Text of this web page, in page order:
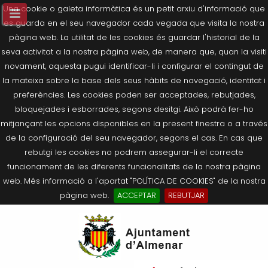
Una cookie o galeta informàtica és un petit arxiu d'informació que
es guarda en el seu navegador cada vegada que visita la nostra
pàgina web. La utilitat de les cookies és guardar l'historial de la
seva activitat a la nostra pàgina web, de manera que, quan la visiti
novament, aquesta pugui identificar-li i configurar el contingut de
la mateixa sobre la base dels seus hàbits de navegació, identitat i
preferències. Les cookies poden ser acceptades, rebutjades,
bloquejades i esborrades, segons desitgi. Això podrà fer-ho
mitjançant les opcions disponibles en la present finestra o a través
de la configuració del seu navegador, segons el cas. En cas que
rebutgi les cookies no podrem assegurar-li el correcte
funcionament de les diferents funcionalitats de la nostra pàgina
web. Més informació a l'apartat "POLÍTICA DE COOKIES" de la nostra
pàgina web.
ACCEPTAR
REBUTJAR
Salutació de l’Alcaldessa
Composició Consistori
Agricultura, Ramaderia i Medi
Què és la Seu Electrònica?
Últimes publicacions